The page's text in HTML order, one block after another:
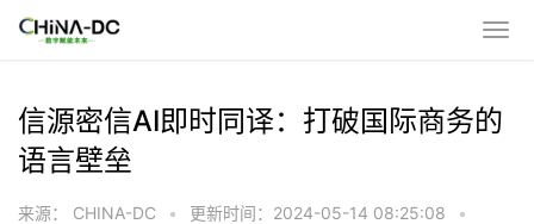
信源密信AI即时同译：打破国际商务的
语言壁垒
来源： CHINA-DC • 更新时间：2024-05-14 08:25:08 •